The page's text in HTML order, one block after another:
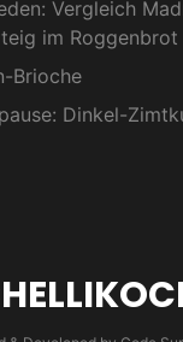
Vergleich
im Roggenbrot
Brioche
Dinkel-